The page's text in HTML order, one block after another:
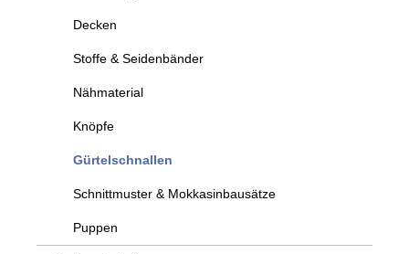
Decken
Stoffe & Seidenbänder
Nähmaterial
Knöpfe
Gürtelschnallen
Schnittmuster & Mokkasinbausätze
Puppen